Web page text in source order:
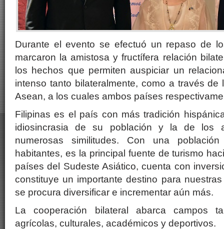
Durante el evento se efectuó un repaso de
marcaron la amistosa y fructífera relación
los hechos que permiten auspiciar un
intenso tanto bilateralmente, como a través
Asean, a los cuales ambos países
Filipinas es el país con más tradición
idiosincrasia de su población y la de los
numerosas similitudes. Con una
habitantes, es la principal fuente de turismo
países del Sudeste Asiático, cuenta con
constituye un importante destino para
se procura diversificar e incrementar aún más.
La cooperación bilateral abarca campos
agrícolas, culturales, académicos y deportivos.